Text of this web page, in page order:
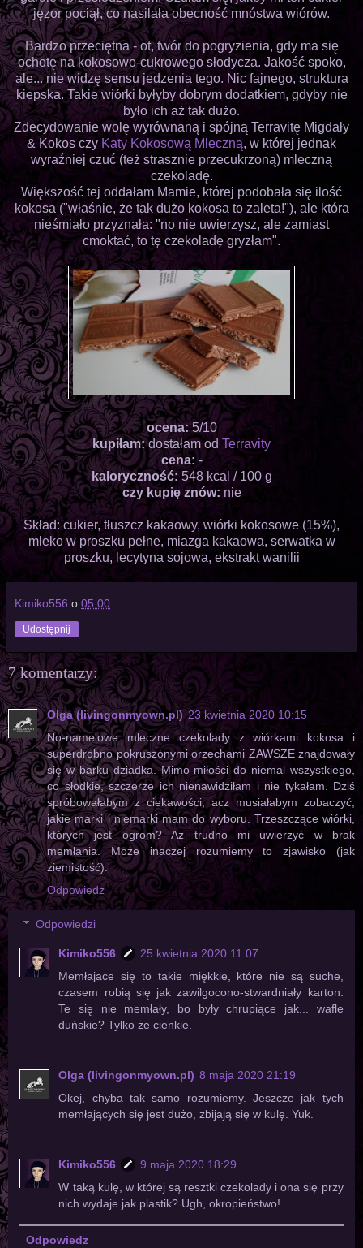
jęzor pociął, co nasilała obecność mnóstwa wiórów.
Bardzo przeciętna - ot, twór do pogryzienia, gdy ma się
ochotę na kokosowo-cukrowego słodycza. Jakość spoko,
ale... nie widzę sensu jedzenia tego. Nic fajnego, struktura
kiepska. Takie wiórki byłyby dobrym dodatkiem, gdyby nie
było ich aż tak dużo.
Zdecydowanie wolę wyrównaną i spójną Terravitę Migdały
& Kokos czy Katy Kokosową Mleczną, w której jednak
wyraźniej czuć (też strasznie przecukrzoną) mleczną
czekoladę.
Większość tej oddałam Mamie, której podobała się ilość
kokosa ("właśnie, że tak dużo kokosa to zaleta!"), ale która
nieśmiało przyznała: "no nie uwierzysz, ale zamiast
cmoktać, to tę czekoladę gryzłam".
ocena:5/10
kupiłam:dostałam od Terravity
cena: -
kaloryczność: 548 kcal / 100 g
czy kupię znów: nie
Skład: cukier, tłuszcz kakaowy, wiórki kokosowe (15%),
mleko w proszku pełne, miazga kakaowa, serwatka w
proszku, lecytyna sojowa, ekstrakt wanilii
Kimiko556 o 05:00
Udostępnij
7 komentarzy:
Olga (livingonmyown.pl) 23 kwietnia 2020 10:15
No-name'owe mleczne czekolady z wiórkami kokosa i
superdrobno pokruszonymi orzechami ZAWSZE znajdowały
się w barku dziadka. Mimo miłości do niemal wszystkiego,
co słodkie, szczerze ich nienawidziłam i nie tykałam. Dziś
spróbowałabym z ciekawości, acz musiałabym zobaczyć,
jakie marki i niemarki mam do wyboru. Trzeszczące wiórki,
których jest ogrom? Aż trudno mi uwierzyć w brak
memłania. Może inaczej rozumiemy to zjawisko (jak
ziemistość).
Odpowiedz
Odpowiedzi
Kimiko556
25 kwietnia 2020 11:07
Memłajace się to takie miękkie, które nie są suche,
czasem robią się jak zawilgocono-stwardniały karton.
Te się nie memłały, bo były chrupiące jak... wafle
duńskie? Tylko że cienkie.
Olga (livingonmyown.pl) 8 maja 2020 21:19
Okej, chyba tak samo rozumiemy. Jeszcze jak tych
memłających się jest dużo, zbijają się w kulę. Yuk.
Kimiko556
9 maja 2020 18:29
W taką kulę, w której są resztki czekolady i ona się przy
nich wydaje jak plastik? Ugh, okropieństwo!
Odpowiedz